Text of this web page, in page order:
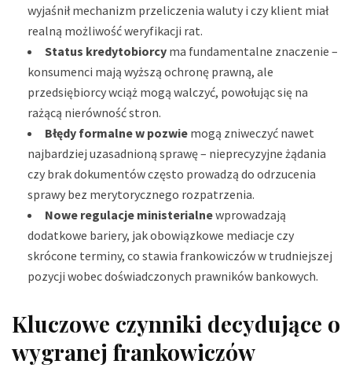
wyjaśnił mechanizm przeliczenia waluty i czy klient miał
realną możliwość weryfikacji rat.
Status kredytobiorcy ma fundamentalne znaczenie –
konsumenci mają wyższą ochronę prawną, ale
przedsiębiorcy wciąż mogą walczyć, powołując się na
rażącą nierówność stron.
Błędy formalne w pozwie mogą zniweczyć nawet
najbardziej uzasadnioną sprawę – nieprecyzyjne żądania
czy brak dokumentów często prowadzą do odrzucenia
sprawy bez merytorycznego rozpatrzenia.
Nowe regulacje ministerialnewprowadzają
dodatkowe bariery, jak obowiązkowe mediacje czy
skrócone terminy, co stawia frankowiczów w trudniejszej
pozycji wobec doświadczonych prawników bankowych.
Kluczowe czynniki decydujące o
wygranej frankowiczów